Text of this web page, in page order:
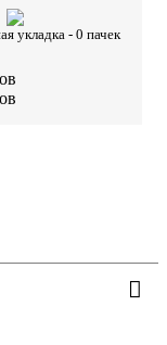
укладка - 0 пачек